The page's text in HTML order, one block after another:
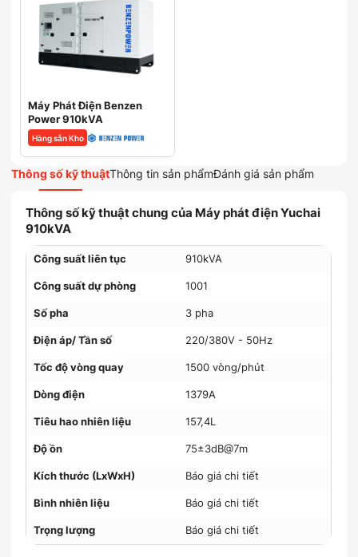
Máy Phát Điện Benzen
Power 910kVA
Hàng sẵn Kho
Thông số kỹ thuậtThông tin sản phẩmĐánh giá sản phẩm
Thông số kỹ thuật chung của Máy phát điện Yuchai
910kVA
Công suất liên tục 910kVA
Công suất dự phòng 1001
Số pha 3 pha
Điện áp/ Tần số 220/380V - 50Hz
Tốc độ vòng quay 1500 vòng/phút
Dòng điện 1379A
Tiêu hao nhiên liệu 157,4L
Độ ồn 75±3dB@7m
Kích thước (LxWxH) Báo giá chi tiết
Bình nhiên liệu Báo giá chi tiết
Trọng lượng Báo giá chi tiết